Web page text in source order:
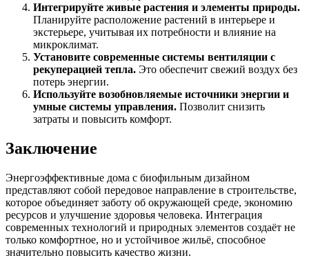
Интегрируйте живые растения и элементы природы.
Планируйте расположение растений в интерьере и
экстерьере, учитывая их потребности и влияние на
микроклимат.
Установите современные системы вентиляции с
рекуперацией тепла. Это обеспечит свежий воздух без
потерь энергии.
Используйте возобновляемые источники энергии и
умные системы управления. Позволит снизить
затраты и повысить комфорт.
Заключение
Энергоэффективные дома с биофильным дизайном
представляют собой передовое направление в строительстве,
которое объединяет заботу об окружающей среде, экономию
ресурсов и улучшение здоровья человека. Интеграция
современных технологий и природных элементов создаёт не
только комфортное, но и устойчивое жильё, способное
значительно повысить качество жизни.